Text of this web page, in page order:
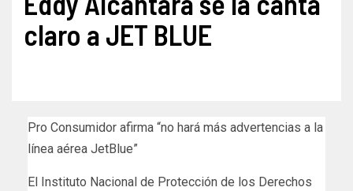
claro a JET BLUE
Pro Consumidor afirma “no hará más advertencias a la
línea aérea JetBlue”
El Instituto Nacional de Protección de los Derechos